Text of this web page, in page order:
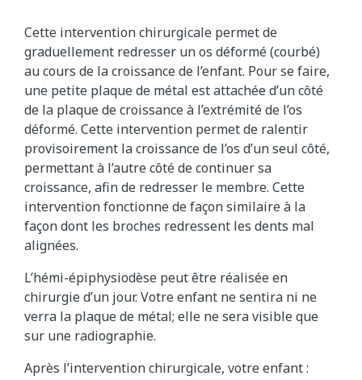
Cette intervention chirurgicale permet de
graduellement redresser un os déformé (courbé)
au cours de la croissance de l’enfant. Pour se faire,
une petite plaque de métal est attachée d’un côté
de la plaque de croissance à l’extrémité de l’os
déformé. Cette intervention permet de ralentir
provisoirement la croissance de l’os d’un seul côté,
permettant à l’autre côté de continuer sa
croissance, afin de redresser le membre. Cette
intervention fonctionne de façon similaire à la
façon dont les broches redressent les dents mal
alignées.
L’hémi-épiphysiodèse peut être réalisée en
chirurgie d’un jour. Votre enfant ne sentira ni ne
verra la plaque de métal; elle ne sera visible que
sur une radiographie.
Après l’intervention chirurgicale, votre enfant :